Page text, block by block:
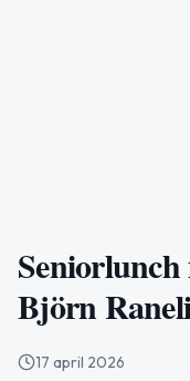
Björn
17 april 2026